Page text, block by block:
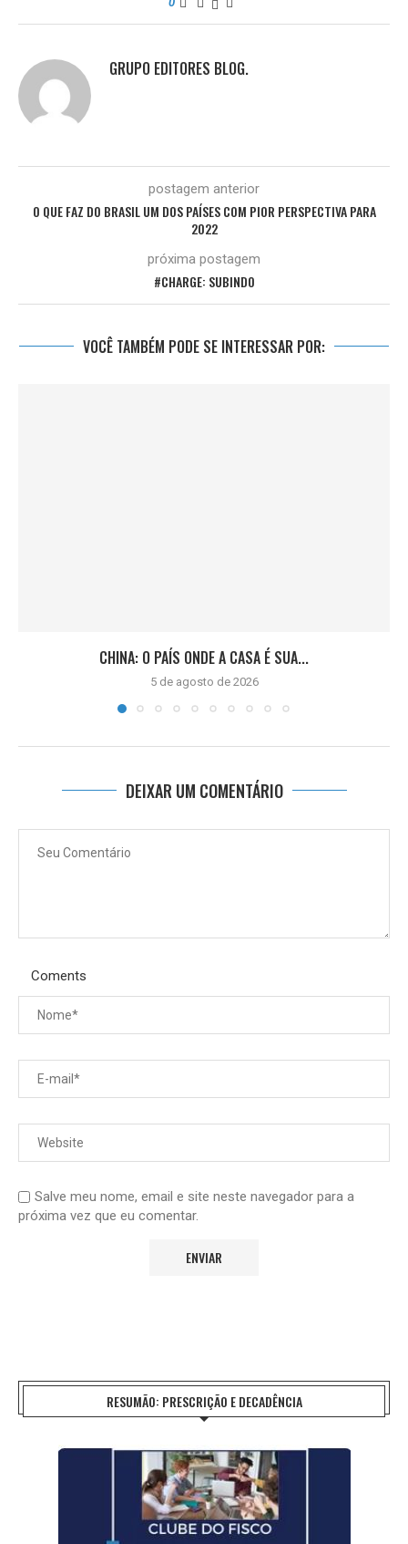
GRUPO EDITORES BLOG.
postagem anterior
O QUE FAZ DO BRASIL UM DOS PAÍSES COM PIOR PERSPECTIVA PARA
2022
próxima postagem
#CHARGE: SUBINDO
VOCÊ TAMBÉM PODE SE INTERESSAR POR:
CHINA: O PAÍS ONDE A CASA É SUA...
5 de agosto de 2026
DEIXAR UM COMENTÁRIO
Coments
Salve meu nome, email e site neste navegador para a
próxima vez que eu comentar.
RESUMÃO: PRESCRIÇÃO E DECADÊNCIA